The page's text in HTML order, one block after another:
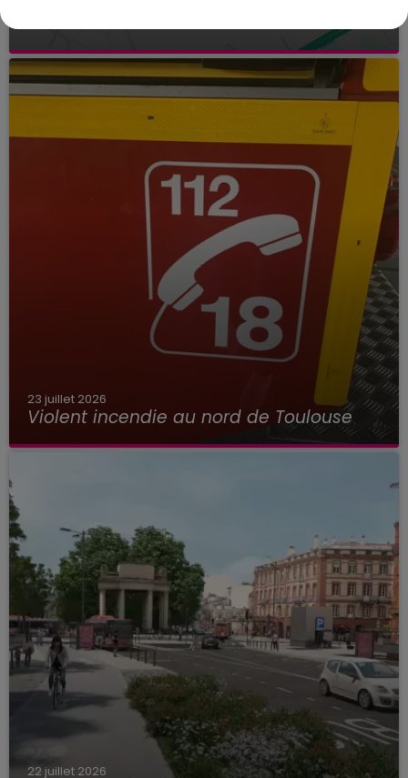
habitations évacuées face à...
23 juillet 2026
Violent incendie au nord de Toulouse
22 juillet 2026